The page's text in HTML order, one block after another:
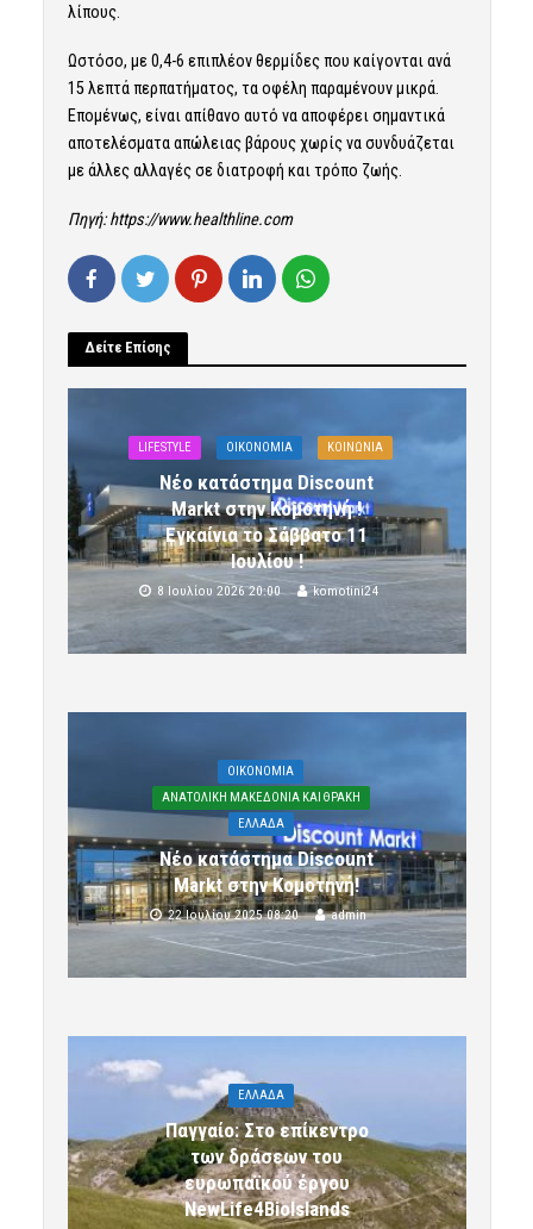
λίπους.
Ωστόσο, με 0,4-6 επιπλέον θερμίδες που καίγονται ανά
15 λεπτά περπατήματος, τα οφέλη παραμένουν μικρά.
Επομένως, είναι απίθανο αυτό να αποφέρει σημαντικά
αποτελέσματα απώλειας βάρους χωρίς να συνδυάζεται
με άλλες αλλαγές σε διατροφή και τρόπο ζωής.
Πηγή:https://www.healthline.com
Δείτε Επίσης
LIFESTYLE OIKONOMIA ΚΟΙΝΩΝΙΑ
Νέο κατάστημα Discount
Markt στην Κομοτηνή !
Εγκαίνια το Σάββατο 11
Ιουλίου !
8 Ιουλίου 2026 20:00 komotini24
OIKONOMIA
ΑΝΑΤΟΛΙΚΗ ΜΑΚΕΔΟΝΙΑ ΚΑΙ ΘΡΑΚΗ
ΕΛΛΑΔΑ
Νέο κατάστημα Discount
Markt στην Κομοτηνή!
22 Ιουλίου 2025 08:20 admin
ΕΛΛΑΔΑ
Παγγαίο: Στο επίκεντρο
των δράσεων του
ευρωπαϊκού έργου
NewLife4BioIslands